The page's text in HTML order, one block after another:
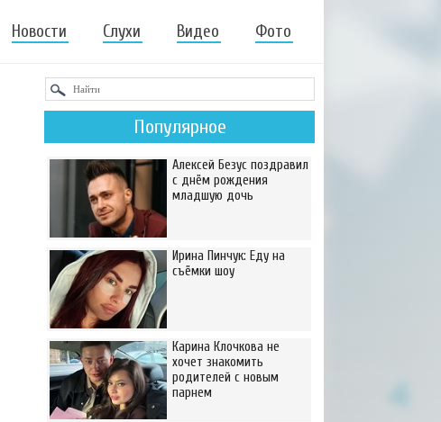
Новости Слухи Видео Фото
Популярное
Алексей Безус поздравил
с днём рождения
младшую дочь
Ирина Пинчук: Еду на
съёмки шоу
Карина Клочкова не
хочет знакомить
родителей с новым
парнем